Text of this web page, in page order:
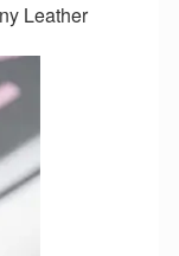
Leather